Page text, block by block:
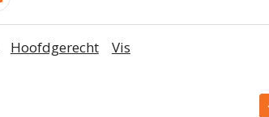
Hoofdgerecht Vis